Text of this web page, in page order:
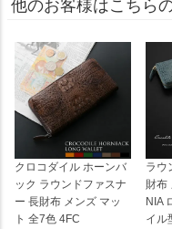
他のお客様はこちら
クロコダイル ホーンバ
ック ラウンドファスナ
ー 長財布 メンズ マッ
ト 全7色 4FC
ラウ
財布
NIA
イル